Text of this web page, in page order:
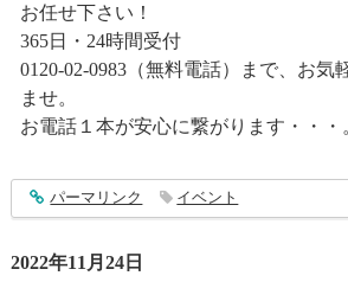
お任せ下さい！
365日・24時間受付
0120-02-0983（無料電話）まで、お気
ませ。
お電話１本が安心に繋がります・・・
entry3664
パーマリンク イベント
2022年11月24日